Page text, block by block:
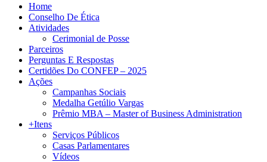
Home
Conselho De Ética
Atividades
Cerimonial de Posse
Parceiros
Perguntas E Respostas
Certidões Do CONFEP – 2025
Ações
Campanhas Sociais
Medalha Getúlio Vargas
Prêmio MBA – Master of Business Administration
+Itens
Serviços Públicos
Casas Parlamentares
Vídeos